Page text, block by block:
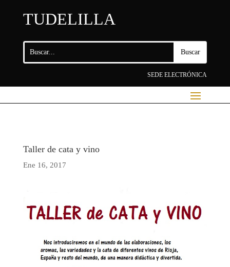
TUDELILLA
SEDE ELECTRÓNICA
Taller de cata y vino
Ene 16, 2017